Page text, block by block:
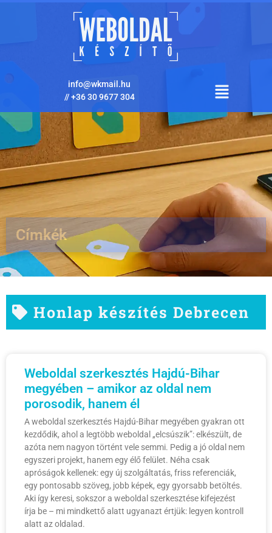
info@wkmail.hu
//+36 30 9677 304
Címkék
Honlap készítés Debrecen
Weboldal szerkesztés Hajdú-Bihar
megyében – amikor az oldal nem
porosodik, hanem él
A weboldal szerkesztés Hajdú-Bihar megyében gyakran ott
kezdődik, ahol a legtöbb weboldal „elcsúszik”: elkészült, de
azóta nem nagyon történt vele semmi. Pedig a jó oldal nem
egyszeri projekt, hanem egy élő felület. Néha csak
apróságok kellenek: egy új szolgáltatás, friss referenciák,
egy pontosabb szöveg, jobb képek, egy gyorsabb betöltés.
Aki így keresi, sokszor a weboldal szerkesztése kifejezést
írja be – mi mindkettő alatt ugyanazt értjük: legyen kontroll
alatt az oldalad.